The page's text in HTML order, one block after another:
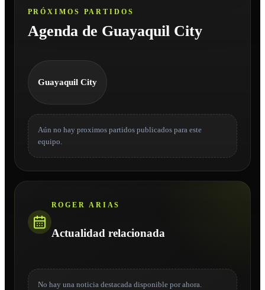
PRÓXIMOS PARTIDOS
Agenda de Guayaquil City
Guayaquil City
Aún no hay proximos partidos publicados para este
equipo.
ROGER ARIAS
Actualidad relacionada
No hay una noticia destacada disponible por ahora.